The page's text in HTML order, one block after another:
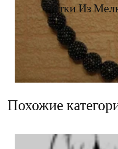
Четки Из
Похожие